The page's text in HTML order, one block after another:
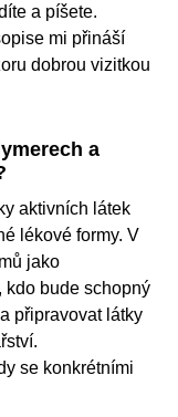
a píšete.
mi přináší
dobrou vizitkou
a
aktivních látek
lékové formy. V
jako
kdo bude schopný
připravovat látky
se konkrétními